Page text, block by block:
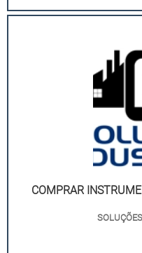
COMPRAR